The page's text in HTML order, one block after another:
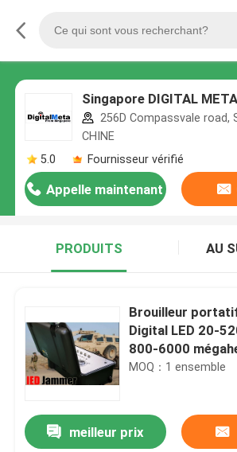
Singapore DIGITAL
256D Compassvale road,
CHINE
5.0
Fournisseur vérifié
Appelle maintenant
PRODUITS AU
Brouilleur
Digital LED 20-
800-6000
militaires
MOQ：1 ensemble
meilleur prix